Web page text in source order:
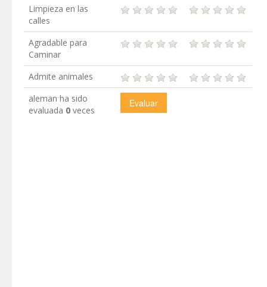
Limpieza en las
calles
Agradable para
Caminar
Admite animales
aleman ha sido
evaluada 0 veces